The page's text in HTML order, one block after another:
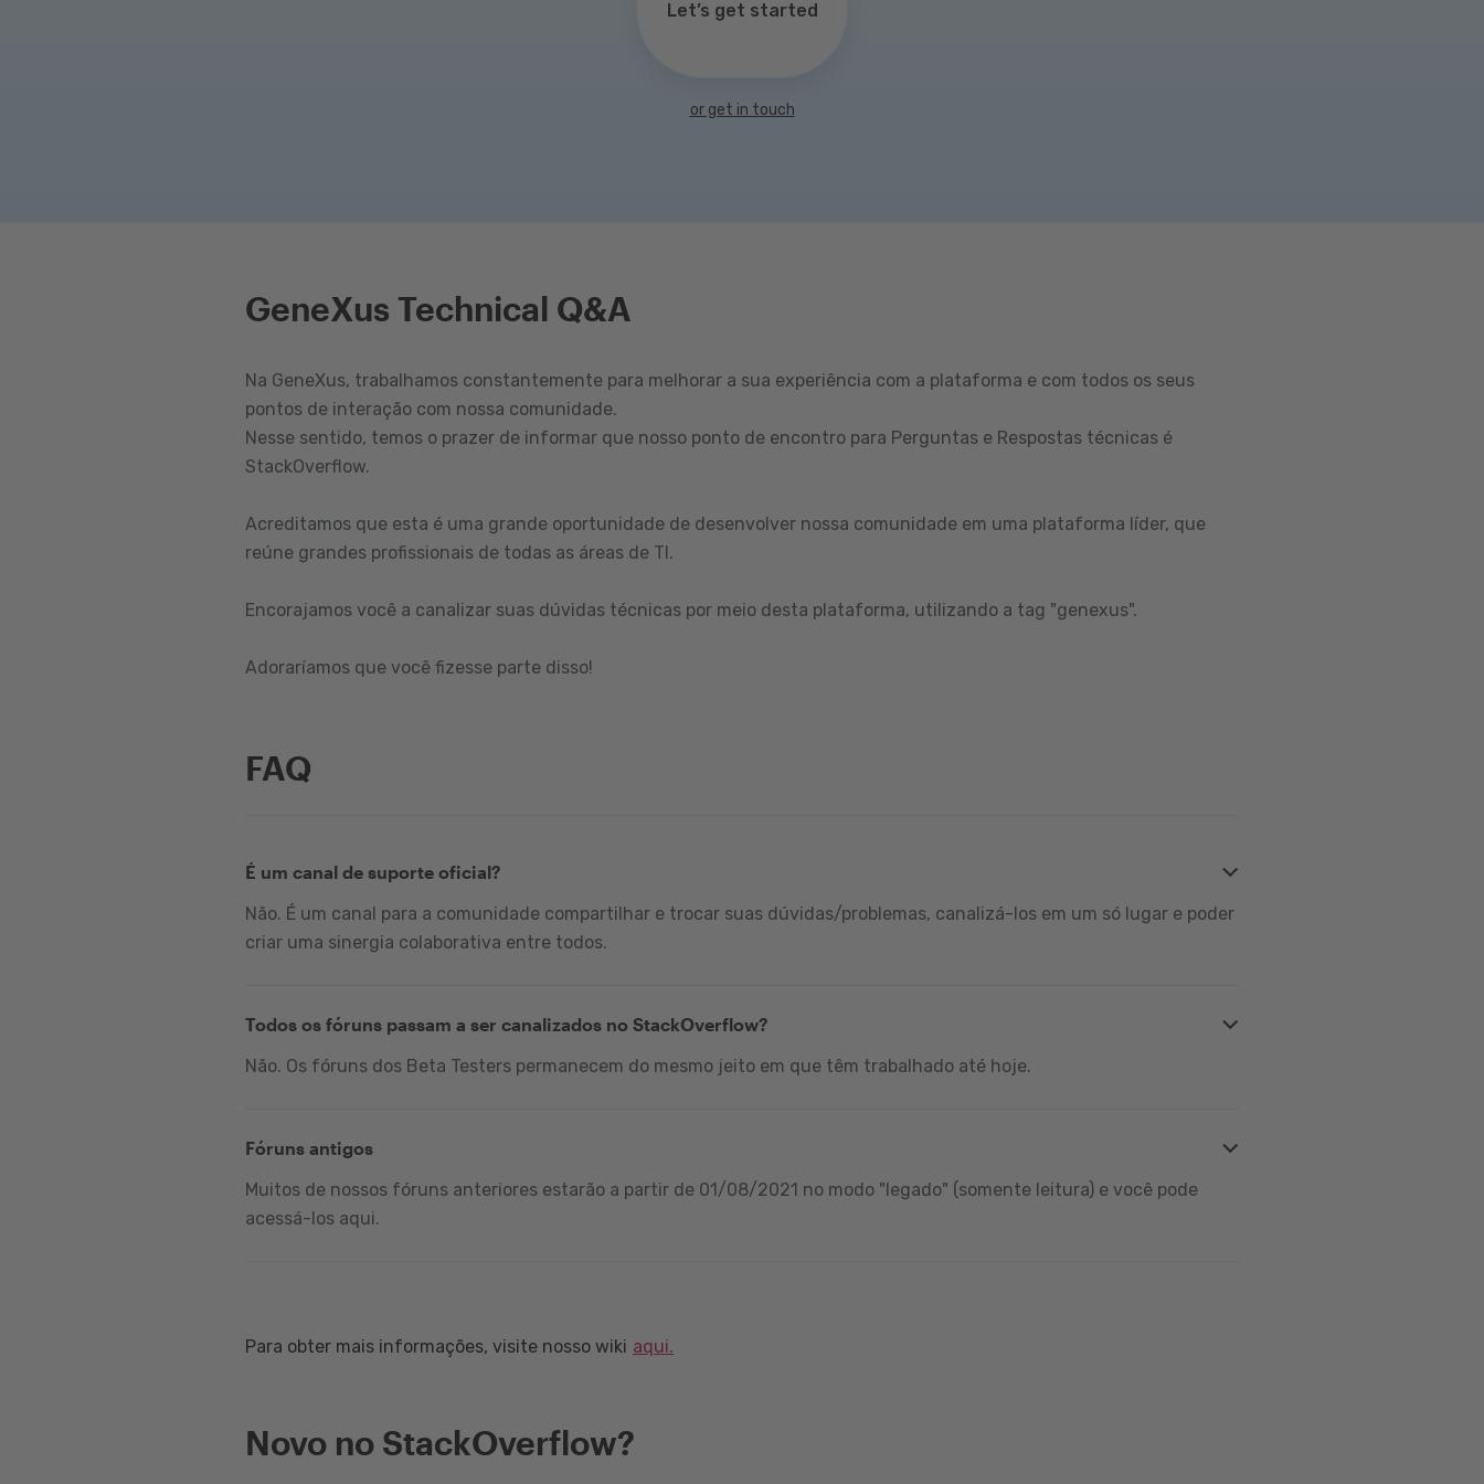
Let’s get started
or get in touch
GeneXus Technical Q&A
Na GeneXus, trabalhamos constantemente para melhorar a sua experiência com a plataforma e com todos os seus
pontos de interação com nossa comunidade.
Nesse sentido, temos o prazer de informar que nosso ponto de encontro para Perguntas e Respostas técnicas é
StackOverflow.
Acreditamos que esta é uma grande oportunidade de desenvolver nossa comunidade em uma plataforma líder, que
reúne grandes profissionais de todas as áreas de TI.
Encorajamos você a canalizar suas dúvidas técnicas por meio desta plataforma, utilizando a tag "genexus".
Adoraríamos que você fizesse parte disso!
FAQ
É um canal de suporte oficial?
Não. É um canal para a comunidade compartilhar e trocar suas dúvidas/problemas, canalizá-los em um só lugar e poder
criar uma sinergia colaborativa entre todos.
Todos os fóruns passam a ser canalizados no StackOverflow?
Não. Os fóruns dos Beta Testers permanecem do mesmo jeito em que têm trabalhado até hoje.
Fóruns antigos
Muitos de nossos fóruns anteriores estarão a partir de 01/08/2021 no modo "legado" (somente leitura) e você pode
acessá-los aqui.
Para obter mais informações, visite nosso wiki aqui.
Novo no StackOverflow?